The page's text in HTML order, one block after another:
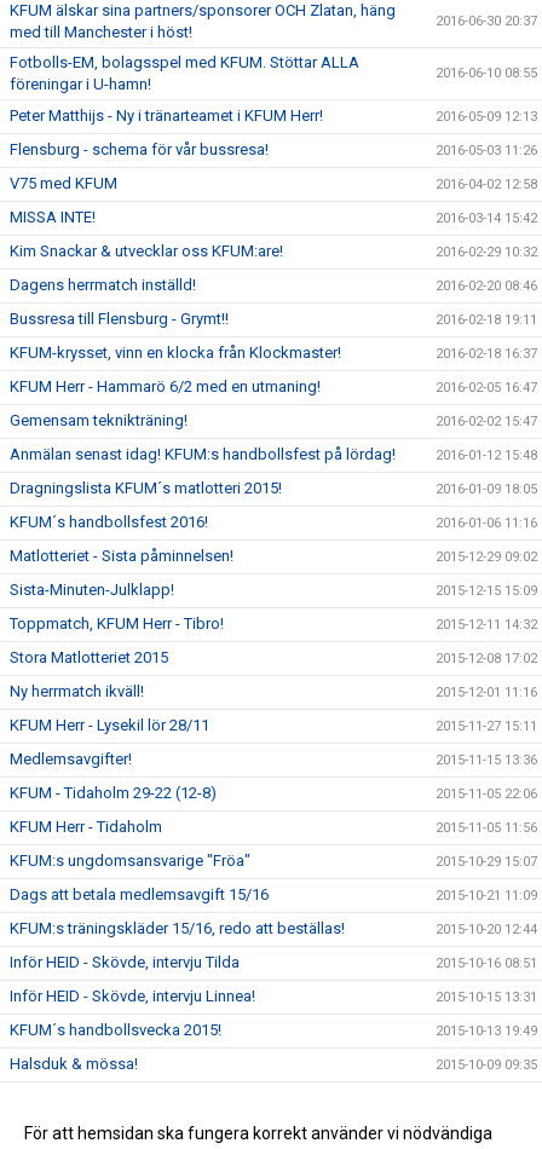
KFUM älskar sina partners/sponsorer OCH Zlatan, häng
med till Manchester i höst!
2016-06-30 20:37
Fotbolls-EM, bolagsspel med KFUM. Stöttar ALLA
föreningar i U-hamn!
2016-06-10 08:55
Peter Matthijs - Ny i tränarteamet i KFUM Herr! 2016-05-09 12:13
Flensburg - schema för vår bussresa! 2016-05-03 11:26
V75 med KFUM 2016-04-02 12:58
MISSA INTE! 2016-03-14 15:42
Kim Snackar & utvecklar oss KFUM:are! 2016-02-29 10:32
Dagens herrmatch inställd! 2016-02-20 08:46
Bussresa till Flensburg - Grymt!! 2016-02-18 19:11
KFUM-krysset, vinn en klocka från Klockmaster! 2016-02-18 16:37
KFUM Herr - Hammarö 6/2 med en utmaning! 2016-02-05 16:47
Gemensam teknikträning! 2016-02-02 15:47
Anmälan senast idag! KFUM:s handbollsfest på lördag! 2016-01-12 15:48
Dragningslista KFUM´s matlotteri 2015! 2016-01-09 18:05
KFUM´s handbollsfest 2016! 2016-01-06 11:16
Matlotteriet - Sista påminnelsen! 2015-12-29 09:02
Sista-Minuten-Julklapp! 2015-12-15 15:09
Toppmatch, KFUM Herr - Tibro! 2015-12-11 14:32
Stora Matlotteriet 2015 2015-12-08 17:02
Ny herrmatch ikväll! 2015-12-01 11:16
KFUM Herr - Lysekil lör 28/11 2015-11-27 15:11
Medlemsavgifter! 2015-11-15 13:36
KFUM - Tidaholm 29-22 (12-8) 2015-11-05 22:06
KFUM Herr - Tidaholm 2015-11-05 11:56
KFUM:s ungdomsansvarige "Fröa" 2015-10-29 15:07
Dags att betala medlemsavgift 15/16 2015-10-21 11:09
KFUM:s träningskläder 15/16, redo att beställas! 2015-10-20 12:44
Inför HEID - Skövde, intervju Tilda 2015-10-16 08:51
Inför HEID - Skövde, intervju Linnea! 2015-10-15 13:31
KFUM´s handbollsvecka 2015! 2015-10-13 19:49
Halsduk & mössa! 2015-10-09 09:35
Träningstider 15/16 2015-09-25 09:48
För att hemsidan ska fungera korrekt använder vi nödvändiga